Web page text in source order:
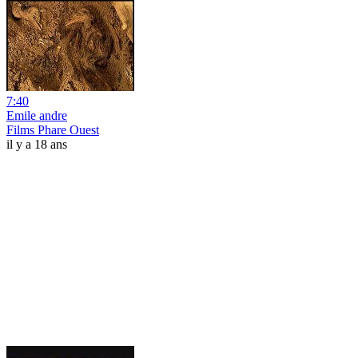
7:40
Emile andre
Films Phare Ouest
il y a 18 ans